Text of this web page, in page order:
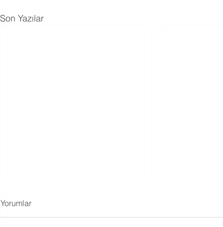
Son Yazılar
Yorumlar